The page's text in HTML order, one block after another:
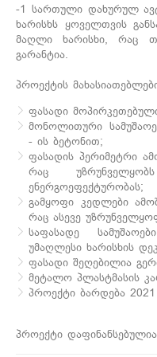
-1 სართული დახურულ
ხარისხს ყოველთვის
მაღლი ხარისხი, რაც
გარანტია.
პროექტის
ფასადი
მონოლითური
- ის ბეტონით;
ფასადის პერიმეტრი
რაც
ენერგოეფექტურობას;
გამყოფი კედლები
რაც ასევე
საფასადე
უმაღლესი ხარისხის
ფასადი შეღებილია
მეტალო პლასტმასის
პროექტი ბარდება
პროექტი დაფინანსებულია